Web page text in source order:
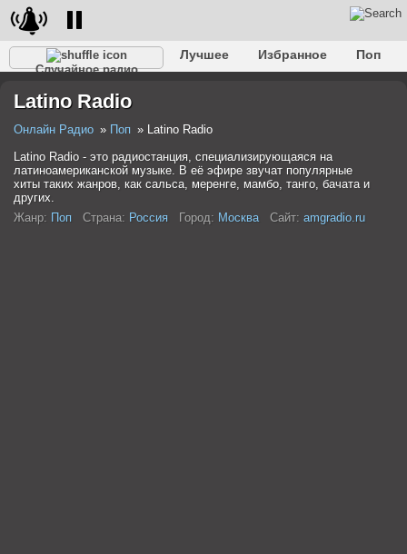
Случайное радио
Лучшее Избранное
Поп
Разговорное
Рэп
Latino Radio
Онлайн Радио Поп
Latino Radio
Latino Radio - это радиостанция, специализирующаяся на
латиноамериканской музыке. В её эфире звучат популярные
хиты таких жанров, как сальса, меренге, мамбо, танго, бачата и
других.
Жанр: Поп Страна: Россия Город: Москва Сайт: amgradio.ru